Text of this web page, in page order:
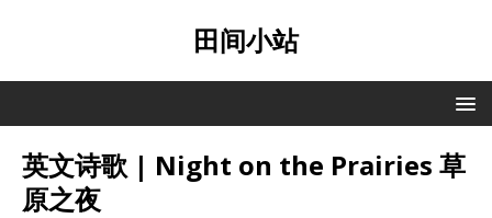
田间小站
英文诗歌 | Night on the Prairies 草
原之夜